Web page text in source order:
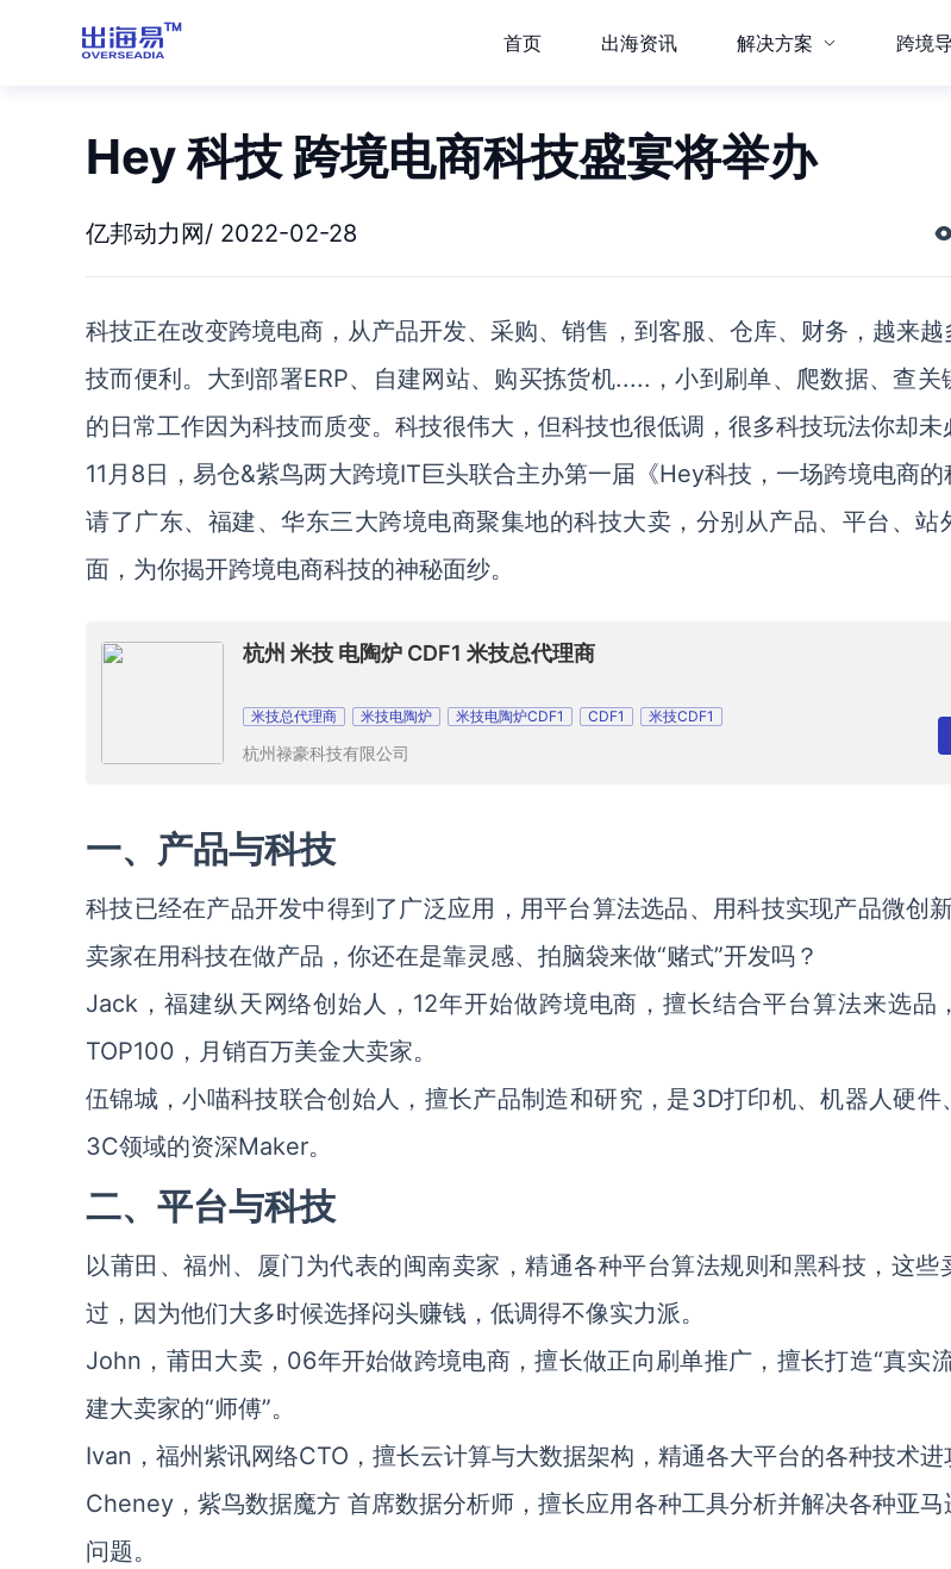
首页 出海资讯 解决方案 跨境
Hey 科技 跨境电商科技盛宴将举办
亿邦动力网/ 2022-02-28
科技正在改变跨境电商，从产品开发、采购、销售，到客服、仓库、财务，越来
技而便利。大到部署ERP、自建网站、购买拣货机.....，小到刷单、爬数据、查关
的日常工作因为科技而质变。科技很伟大，但科技也很低调，很多科技玩法你却未
11月8日，易仓&紫鸟两大跨境IT巨头联合主办第一届《Hey科技，一场跨境电商
请了广东、福建、华东三大跨境电商聚集地的科技大卖，分别从产品、平台、站
面，为你揭开跨境电商科技的神秘面纱。
杭州 米技 电陶炉 CDF1 米技总代理商
米技总代理商 米技电陶炉 米技电陶炉CDF1 CDF1 米技CDF1
杭州禄豪科技有限公司
一、产品与科技
科技已经在产品开发中得到了广泛应用，用平台算法选品、用科技实现产品微创
卖家在用科技在做产品，你还在是靠灵感、拍脑袋来做“赌式”开发吗？
Jack，福建纵天网络创始人，12年开始做跨境电商，擅长结合平台算法来选品
TOP100，月销百万美金大卖家。
伍锦城，小喵科技联合创始人，擅长产品制造和研究，是3D打印机、机器人硬件
3C领域的资深Maker。
二、平台与科技
以莆田、福州、厦门为代表的闽南卖家，精通各种平台算法规则和黑科技，这些
过，因为他们大多时候选择闷头赚钱，低调得不像实力派。
John，莆田大卖，06年开始做跨境电商，擅长做正向刷单推广，擅长打造“真实
建大卖家的“师傅”。
Ivan，福州紫讯网络CTO，擅长云计算与大数据架构，精通各大平台的各种技术进
Cheney，紫鸟数据魔方 首席数据分析师，擅长应用各种工具分析并解决各种亚马
问题。